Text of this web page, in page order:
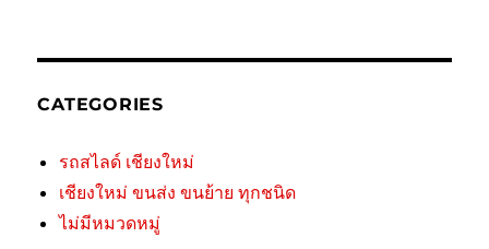
CATEGORIES
รถสไลด์ เชียงใหม่
เชียงใหม่ ขนส่ง ขนย้าย ทุกชนิด
ไม่มีหมวดหมู่